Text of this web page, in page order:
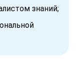
знаний;